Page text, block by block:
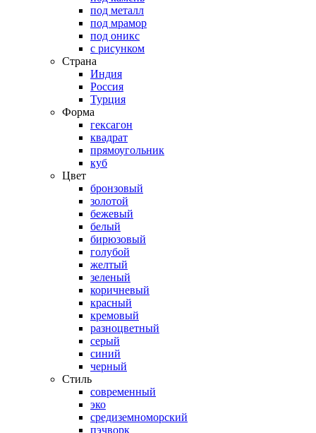
под металл
под мрамор
под оникс
с рисунком
Страна
Индия
Россия
Турция
Форма
гексагон
квадрат
прямоугольник
куб
Цвет
бронзовый
золотой
бежевый
белый
бирюзовый
голубой
желтый
зеленый
коричневый
красный
кремовый
разноцветный
серый
синий
черный
Стиль
современный
эко
средиземноморский
пэчворк